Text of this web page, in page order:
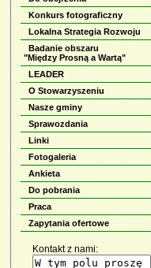
Konkurs fotograficzny
Lokalna Strategia Rozwoju
Badanie obszaru
"Między Prosną a Wartą"
LEADER
O Stowarzyszeniu
Nasze gminy
Sprawozdania
Linki
Fotogaleria
Ankieta
Do pobrania
Praca
Zapytania ofertowe
Kontakt z nami: